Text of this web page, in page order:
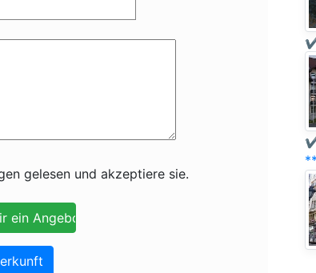
gelesen und akzeptiere sie.